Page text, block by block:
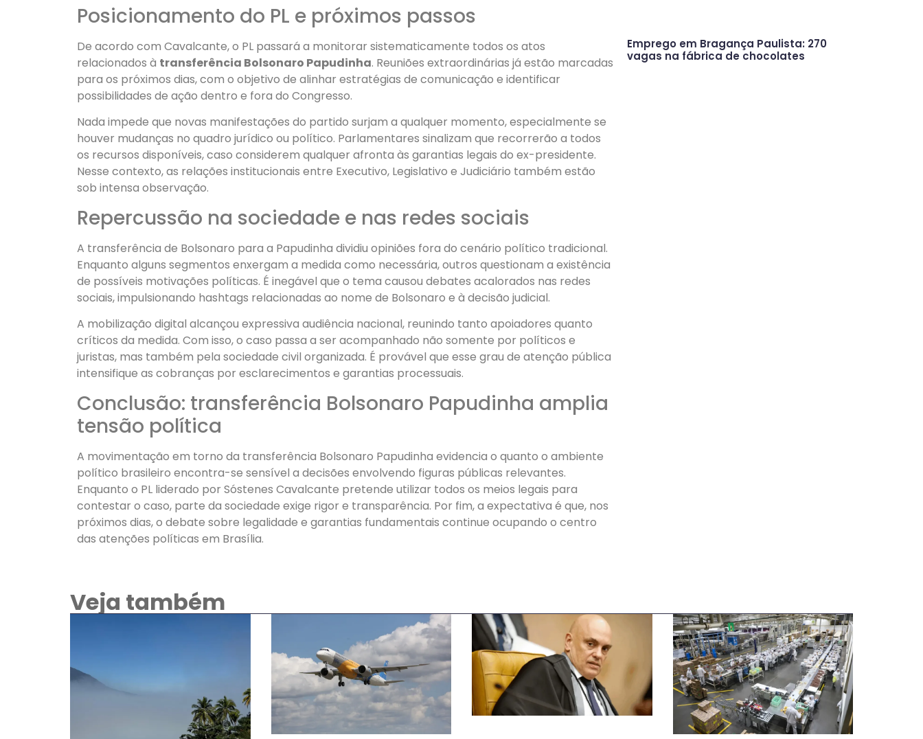
Posicionamento do PL e próximos passos
De acordo com Cavalcante, o PL passará a monitorar sistematicamente todos os atos
relacionados à transferência Bolsonaro Papudinha. Reuniões extraordinárias já estão marcadas
para os próximos dias, com o objetivo de alinhar estratégias de comunicação e identificar
possibilidades de ação dentro e fora do Congresso.
Nada impede que novas manifestações do partido surjam a qualquer momento, especialmente se
houver mudanças no quadro jurídico ou político. Parlamentares sinalizam que recorrerão a todos
os recursos disponíveis, caso considerem qualquer afronta às garantias legais do ex-presidente.
Nesse contexto, as relações institucionais entre Executivo, Legislativo e Judiciário também estão
sob intensa observação.
Repercussão na sociedade e nas redes sociais
A transferência de Bolsonaro para a Papudinha dividiu opiniões fora do cenário político tradicional.
Enquanto alguns segmentos enxergam a medida como necessária, outros questionam a existência
de possíveis motivações políticas. É inegável que o tema causou debates acalorados nas redes
sociais, impulsionando hashtags relacionadas ao nome de Bolsonaro e à decisão judicial.
A mobilização digital alcançou expressiva audiência nacional, reunindo tanto apoiadores quanto
críticos da medida. Com isso, o caso passa a ser acompanhado não somente por políticos e
juristas, mas também pela sociedade civil organizada. É provável que esse grau de atenção pública
intensifique as cobranças por esclarecimentos e garantias processuais.
Conclusão: transferência Bolsonaro Papudinha amplia
tensão política
A movimentação em torno da transferência Bolsonaro Papudinha evidencia o quanto o ambiente
político brasileiro encontra-se sensível a decisões envolvendo figuras públicas relevantes.
Enquanto o PL liderado por Sóstenes Cavalcante pretende utilizar todos os meios legais para
contestar o caso, parte da sociedade exige rigor e transparência. Por fim, a expectativa é que, nos
próximos dias, o debate sobre legalidade e garantias fundamentais continue ocupando o centro
das atenções políticas em Brasília.
Emprego em Bragança Paulista: 270
vagas na fábrica de chocolates
Veja também